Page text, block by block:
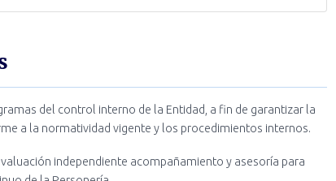
del control interno de la Entidad, a fin de garantizar la
a la normatividad vigente y los procedimientos internos.
independiente acompañamiento y asesoría para